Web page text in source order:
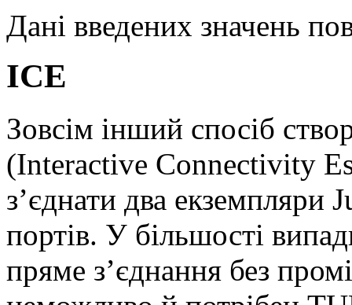
Дані введених значень
ICE
Зовсім інший спосіб
(Interactive Connectivity
з’єднати два екземпляри
портів. У більшості
пряме з’єднання без